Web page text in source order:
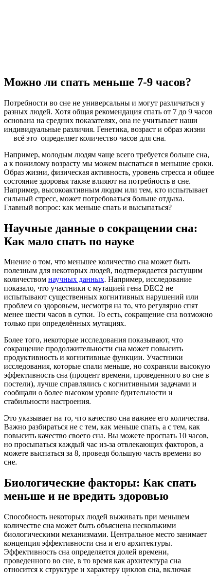
Можно ли спать меньше 7-9 часов?
Потребности во сне не универсальны и могут различаться у
разных людей. Хотя общая рекомендация спать от 7 до 9 часов
основана на средних показателях, она не учитывает наши
индивидуальные различия. Генетика, возраст и образ жизни
— всё это определяет количество часов для сна.
Например, молодым людям чаще всего требуется больше сна,
а к пожилому возрасту мы можем выспаться в меньшие сроки.
Образ жизни, физическая активность, уровень стресса и общее
состояние здоровья также влияют на потребность в сне.
Например, высокоактивным людям или тем, кто испытывает
сильный стресс, может потребоваться больше отдыха.
Главный вопрос: как меньше спать и высыпаться?
Научные данные о сокращении сна:
Как мало спать по науке
Мнение о том, что меньшее количество сна может быть
полезным для некоторых людей, подтверждается растущим
количеством научных данных. Например, исследование
показало, что участники с мутацией гена DEC2 не
испытывают существенных когнитивных нарушений или
проблем со здоровьем, несмотря на то, что регулярно спят
менее шести часов в сутки. То есть, сокращение сна возможно
только при определённых мутациях.
Более того, некоторые исследования показывают, что
сокращение продолжительности сна может повысить
продуктивность и когнитивные функции. Участники
исследования, которые спали меньше, но сохраняли высокую
эффективность сна (процент времени, проведенного во сне в
постели), лучше справлялись с когнитивными задачами и
сообщали о более высоком уровне бдительности и
стабильности настроения.
Это указывает на то, что качество сна важнее его количества.
Важно разбираться не с тем, как меньше спать, а с тем, как
повысить качество своего сна. Вы можете проспать 10 часов,
но просыпаться каждый час из-за отвлекающих факторов, а
можете выспаться за 8, проведя большую часть времени во
сне.
Биологические факторы: Как спать
меньше и не вредить здоровью
Способность некоторых людей выживать при меньшем
количестве сна может быть объяснена несколькими
биологическими механизмами. Центральное место занимает
концепция эффективности сна и его архитектуры.
Эффективность сна определяется долей времени,
проведенного во сне, в то время как архитектура сна
относится к структуре и характеру циклов сна, включая